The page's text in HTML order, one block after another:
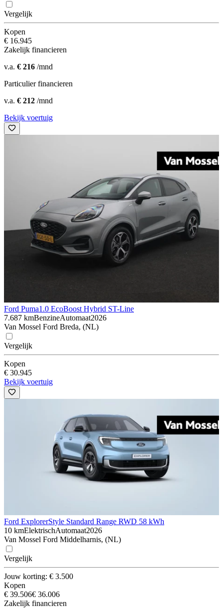
Vergelijk
Kopen
€ 16.945
Zakelijk financieren
v.a. € 216 /mnd
Particulier financieren
v.a. € 212 /mnd
Bekijk voertuig
Ford Puma1.0 EcoBoost Hybrid ST-Line
7.687 kmBenzineAutomaat2026
Van Mossel Ford Breda, (NL)
Vergelijk
Kopen
€ 30.945
Bekijk voertuig
Ford ExplorerStyle Standard Range RWD 58 kWh
10 kmElektrischAutomaat2026
Van Mossel Ford Middelharnis, (NL)
Vergelijk
Jouw korting: € 3.500
Kopen
€ 39.506€ 36.006
Zakelijk financieren